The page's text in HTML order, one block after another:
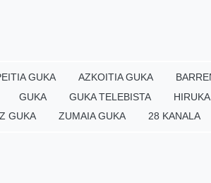
GUKA AZKOITIA GUKA
GUKA
GUKA TELEBISTA
HIRUKA
GUKA
ZUMAIA GUKA 28 KANALA